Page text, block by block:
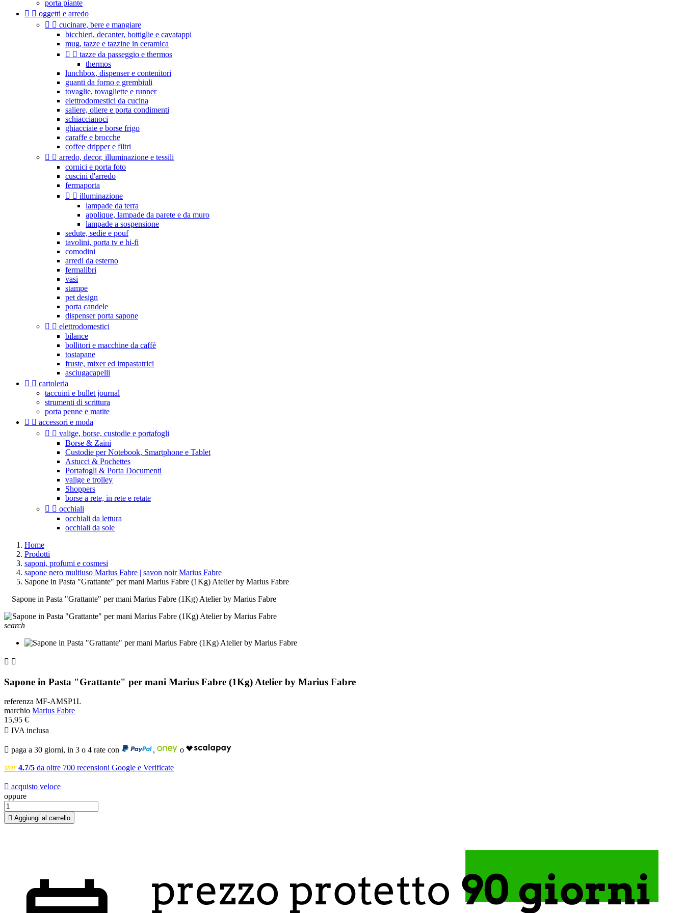
porta piante
  oggetti e arredo
  cucinare, bere e mangiare
bicchieri, decanter, bottiglie e cavatappi
mug, tazze e tazzine in ceramica
  tazze da passeggio e thermos
thermos
lunchbox, dispenser e contenitori
guanti da forno e grembiuli
tovaglie, tovagliette e runner
elettrodomestici da cucina
saliere, oliere e porta condimenti
schiaccianoci
ghiacciaie e borse frigo
caraffe e brocche
coffee dripper e filtri
  arredo, decor, illuminazione e tessili
cornici e porta foto
cuscini d'arredo
fermaporta
  illuminazione
lampade da terra
applique, lampade da parete e da muro
lampade a sospensione
sedute, sedie e pouf
tavolini, porta tv e hi-fi
comodini
arredi da esterno
fermalibri
vasi
stampe
pet design
porta candele
dispenser porta sapone
  elettrodomestici
bilance
bollitori e macchine da caffè
tostapane
fruste, mixer ed impastatrici
asciugacapelli
  cartoleria
taccuini e bullet journal
strumenti di scrittura
porta penne e matite
  accessori e moda
  valige, borse, custodie e portafogli
Borse & Zaini
Custodie per Notebook, Smartphone e Tablet
Astucci & Pochettes
Portafogli & Porta Documenti
valige e trolley
Shoppers
borse a rete, in rete e retate
  occhiali
occhiali da lettura
occhiali da sole
Home
Prodotti
saponi, profumi e cosmesi
sapone nero multiuso Marius Fabre | savon noir Marius Fabre
Sapone in Pasta "Grattante" per mani Marius Fabre (1Kg) Atelier by Marius Fabre
Sapone in Pasta "Grattante" per mani Marius Fabre (1Kg) Atelier by Marius Fabre
search
 
Sapone in Pasta "Grattante" per mani Marius Fabre (1Kg) Atelier by Marius Fabre
referenza MF-AMSP1L
marchio Marius Fabre
15,95 €
 IVA inclusa
 paga a 30 giorni, in 3 o 4 rate con , o
star 4.7/5 da oltre 700 recensioni Google e Verificate
 acquisto veloce
oppure
 Aggiungi al carrello